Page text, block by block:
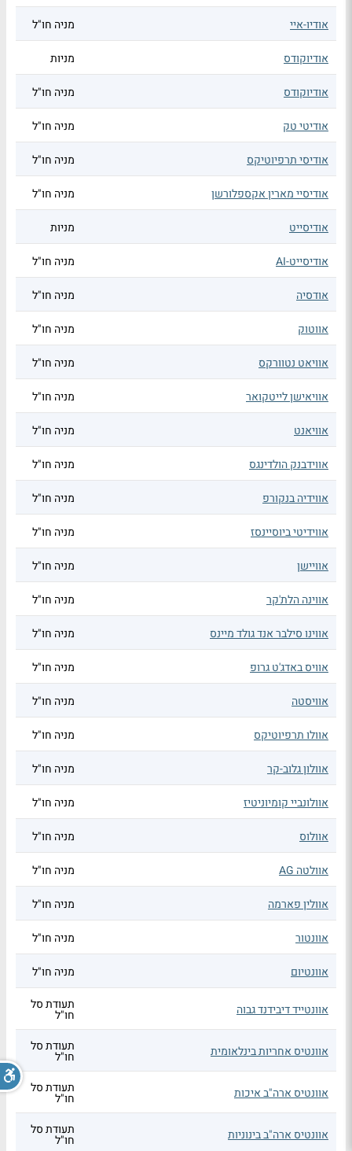
אודיו-איי מניה חו"ל
אודיוקודס מניות
אודיוקודס מניה חו"ל
אודיטי טק מניה חו"ל
אודיסי תרפיוטיקס מניה חו"ל
אודיסיי מארין אקספלורשן מניה חו"ל
אודיסייט מניות
אודיסייט-AI מניה חו"ל
אודסיה מניה חו"ל
אווטוק מניה חו"ל
אוויאט נטוורקס מניה חו"ל
אוויאישן לייטקואר מניה חו"ל
אוויאנט מניה חו"ל
אווידבנק הולדינגס מניה חו"ל
אווידיה בנקורפ מניה חו"ל
אווידיטי ביוסיינסז מניה חו"ל
אוויישן מניה חו"ל
אווינה הלת'קר מניה חו"ל
אווינו סילבר אנד גולד מיינס מניה חו"ל
אוויס באדג'ט גרופ מניה חו"ל
אוויסטה מניה חו"ל
אוולו תרפיוטיקס מניה חו"ל
אוולון גלוב-קר מניה חו"ל
אוולונביי קומיוניטיז מניה חו"ל
אוולוס מניה חו"ל
אוולטה AG מניה חו"ל
אוולין פארמה מניה חו"ל
אוונטור מניה חו"ל
אוונטיום מניה חו"ל
אוונטייד דיבידנד גבוה תעודת סל
חו"ל
אוונטיס אחריות בינלאומית תעודת סל
חו"ל
אוונטיס ארה"ב איכות תעודת סל
חו"ל
אוונטיס ארה"ב בינוניות תעודת סל
חו"ל